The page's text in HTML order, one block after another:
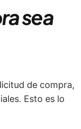
sea
de compra,
Esto es lo